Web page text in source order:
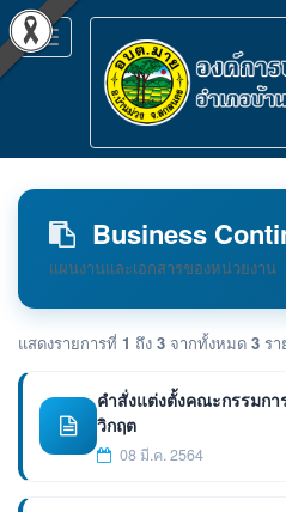
Toggle
navigation
Business
แผนงานและเอกสารของหน่วยงาน
แสดงรายการที่ 1 ถึง 3 จากทั้งหมด 3 รา
คำสั่งแต่งตั้งคณะกรรมก
วิกฤต
08 มี.ค. 2564